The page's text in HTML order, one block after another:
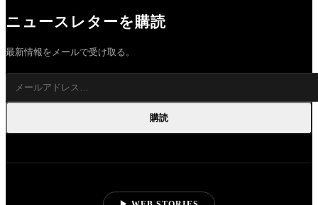
ニュースレターを購読
最新情報をメールで受け取る。
購読